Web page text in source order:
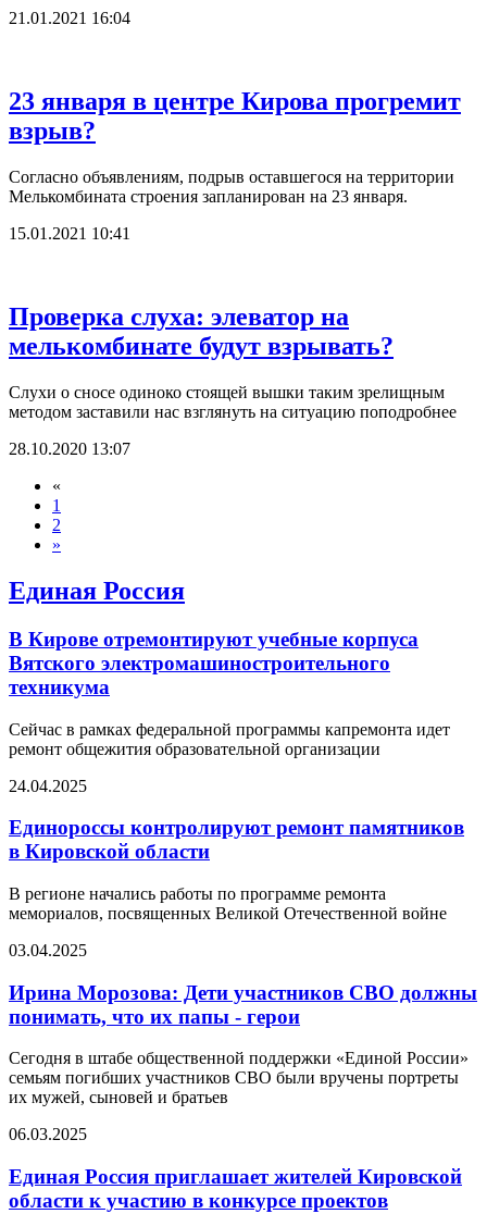
21.01.2021 16:04
23 января в центре Кирова прогремит
взрыв?
Согласно объявлениям, подрыв оставшегося на территории
Мелькомбината строения запланирован на 23 января.
15.01.2021 10:41
Проверка слуха: элеватор на
мелькомбинате будут взрывать?
Слухи о сносе одиноко стоящей вышки таким зрелищным
методом заставили нас взглянуть на ситуацию поподробнее
28.10.2020 13:07
«
1
2
»
Единая Россия
В Кирове отремонтируют учебные корпуса
Вятского электромашиностроительного
техникума
Сейчас в рамках федеральной программы капремонта идет
ремонт общежития образовательной организации
24.04.2025
Единороссы контролируют ремонт памятников
в Кировской области
В регионе начались работы по программе ремонта
мемориалов, посвященных Великой Отечественной войне
03.04.2025
Ирина Морозова: Дети участников СВО должны
понимать, что их папы - герои
Сегодня в штабе общественной поддержки «Единой России»
семьям погибших участников СВО были вручены портреты
их мужей, сыновей и братьев
06.03.2025
Единая Россия приглашает жителей Кировской
области к участию в конкурсе проектов